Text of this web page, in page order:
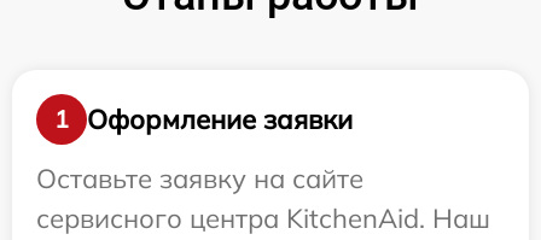
1
Оформление заявки
Оставьте заявку на сайте
сервисного центра KitchenAid. Наш